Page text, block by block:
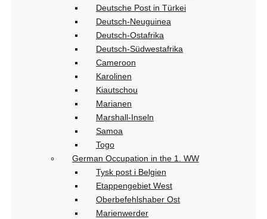
Deutsche Post in Türkei
Deutsch-Neuguinea
Deutsch-Ostafrika
Deutsch-Südwestafrika
Cameroon
Karolinen
Kiautschou
Marianen
Marshall-Inseln
Samoa
Togo
German Occupation in the 1. WW
Tysk post i Belgien
Etappengebiet West
Oberbefehlshaber Ost
Marienwerder